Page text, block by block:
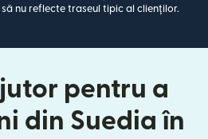
nu reflecte traseul tipic al clienților.
pentru a
din Suedia în